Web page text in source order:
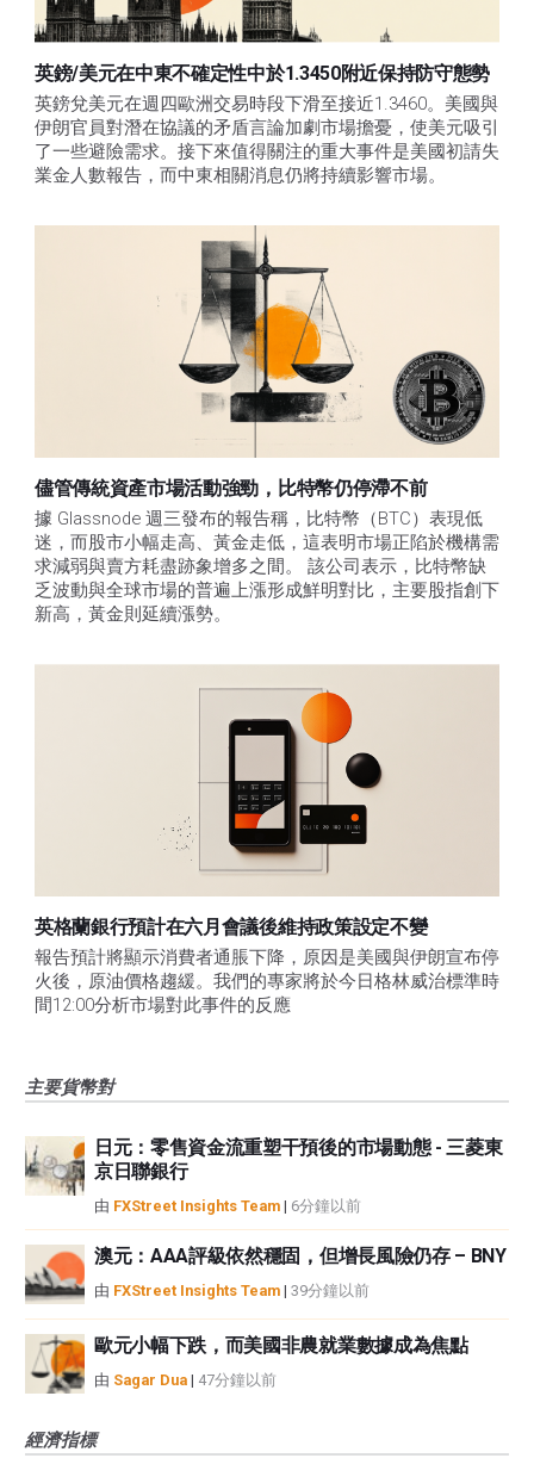
英鎊/美元在中東不確定性中於1.3450附近保持防守態勢
英鎊兌美元在週四歐洲交易時段下滑至接近1.3460。美國與
伊朗官員對潛在協議的矛盾言論加劇市場擔憂，使美元吸引
了一些避險需求。接下來值得關注的重大事件是美國初請失
業金人數報告，而中東相關消息仍將持續影響市場。
儘管傳統資產市場活動強勁，比特幣仍停滯不前
據 Glassnode 週三發布的報告稱，比特幣（BTC）表現低
迷，而股市小幅走高、黃金走低，這表明市場正陷於機構需
求減弱與賣方耗盡跡象增多之間。 該公司表示，比特幣缺
乏波動與全球市場的普遍上漲形成鮮明對比，主要股指創下
新高，黃金則延續漲勢。
英格蘭銀行預計在六月會議後維持政策設定不變
報告預計將顯示消費者通脹下降，原因是美國與伊朗宣布停
火後，原油價格趨緩。我們的專家將於今日格林威治標準時
間12:00分析市場對此事件的反應
主要貨幣對
日元：零售資金流重塑干預後的市場動態 - 三菱東
京日聯銀行
由 FXStreet Insights Team | 6分鐘以前
澳元：AAA評級依然穩固，但增長風險仍存 – BNY
由 FXStreet Insights Team | 39分鐘以前
歐元小幅下跌，而美國非農就業數據成為焦點
由 Sagar Dua | 47分鐘以前
經濟指標